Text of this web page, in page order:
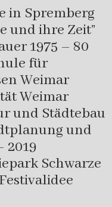
in Spremberg
und ihre Zeit”
1975 – 80
für
Weimar
Weimar
und Städtebau
und
2019
Schwarze